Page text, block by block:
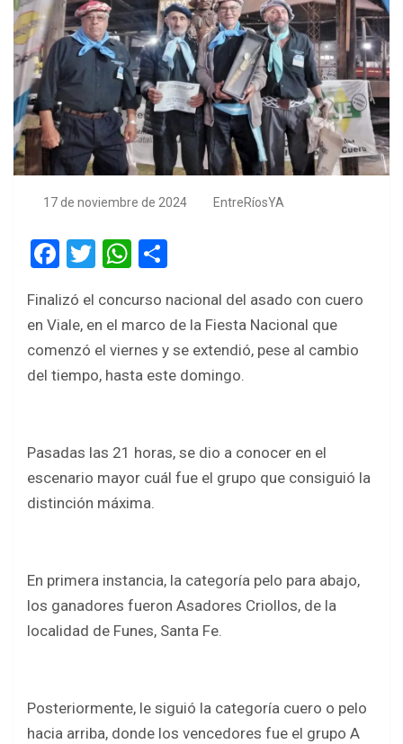
17 de noviembre de 2024 EntreRíosYA
F
ce
b
o
T
tt
er
W
at
s
A
ar
e
Finalizó el concurso nacional del asado con cuero
en Viale, en el marco de la Fiesta Nacional que
comenzó el viernes y se extendió, pese al cambio
del tiempo, hasta este domingo.
Pasadas las 21 horas, se dio a conocer en el
escenario mayor cuál fue el grupo que consiguió la
distinción máxima.
En primera instancia, la categoría pelo para abajo,
los ganadores fueron Asadores Criollos, de la
localidad de Funes, Santa Fe.
Posteriormente, le siguió la categoría cuero o pelo
hacia arriba, donde los vencedores fue el grupo A